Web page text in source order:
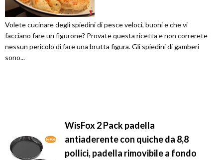
Volete cucinare degli spiedini di pesce veloci, buoni e che vi
facciano fare un figurone? Provate questa ricetta e non correrete
nessun pericolo di fare una brutta figura. Gli spiedini di gamberi
sono...
WisFox 2 Pack padella
antiaderente con quiche da 8,8
pollici, padella rimovibile a fondo